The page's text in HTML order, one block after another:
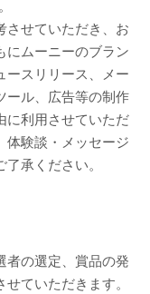
させていただき、お
にムーニーのブラン
ースリリース、メー
ール、広告等の制作
に利用させていただ
体験談・メッセージ
承ください。
者の選定、賞品の発
ていただきます。